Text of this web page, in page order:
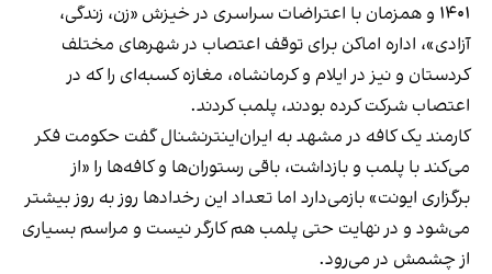
۱۴۰۱ و همزمان با اعتراضات سراسری در خیزش «زن، زندگی،
آزادی»، اداره اماکن برای توقف اعتصاب در شهرهای مختلف
کردستان و نیز در ایلام و کرمانشاه، مغازه کسبه‌ای را که در
اعتصاب شرکت کرده بودند، پلمب کردند.
کارمند یک کافه در مشهد به ایران‌اینترنشنال گفت حکومت فکر
می‌کند با پلمب و بازداشت، باقی رستوران‌ها و کافه‌ها را «از
برگزاری ایونت» بازمی‌دارد اما تعداد این رخدادها روز به روز بیشتر
می‌شود و در نهایت حتی پلمب هم کارگر نیست و مراسم بسیاری
از چشمش در می‌رود.